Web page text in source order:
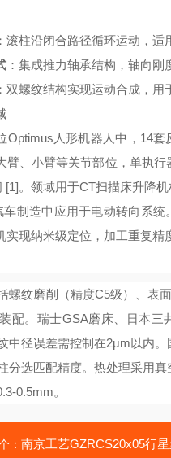
：滚柱沿闭合路径循环运动，适
：集成推力轴承结构，轴向刚
：双螺纹结构实现运动合成，用
Optimus人形机器人中，14套
臂、小臂等关节部位，单执行
[1]。领域用于CT扫描床升降
车制造中应用于电动转向系统
实现纳米级定位，加工重复精
螺纹磨削（精度C5级）、表
配。瑞士GSA磨床、日本三
中径误差需控制在2μm以内
分选匹配精度。热处理采用
0.5mm。
：南京工艺GZRCS20x05行星丝杠人形